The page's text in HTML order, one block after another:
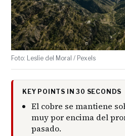
Foto: Leslie del Moral / Pexels
KEY POINTS IN 30 SECONDS
El cobre se mantiene
muy por encima del
pasado.